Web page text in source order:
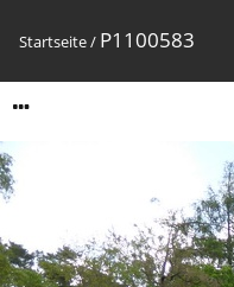
Startseite/ P1100583